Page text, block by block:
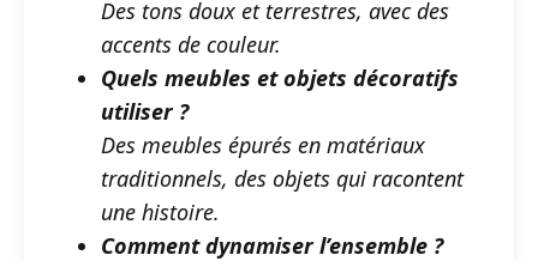
Des tons doux et terrestres, avec des
accents de couleur.
Quels meubles et objets décoratifs
utiliser ?
Des meubles épurés en matériaux
traditionnels, des objets qui racontent
une histoire.
Comment dynamiser l’ensemble ?